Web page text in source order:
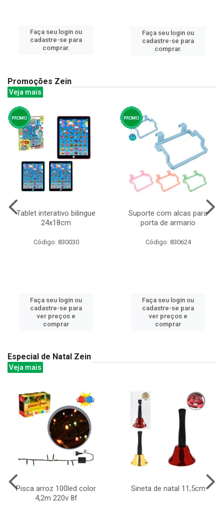
Faça seu login ou
cadastre-se para
comprar.
Faça seu login ou
cadastre-se para
comprar.
Promoções Zein
Veja mais
Tablet interativo bilingue
24x18cm
Código: 830030
Faça seu login ou
cadastre-se para
ver preços e
comprar
Suporte com alcas para
porta de armario
Código: 830624
Faça seu login ou
cadastre-se para
ver preços e
comprar
Especial de Natal Zein
Veja mais
Pisca arroz 100led color
4,2m 220v 8f
Sineta de natal 11,5cm